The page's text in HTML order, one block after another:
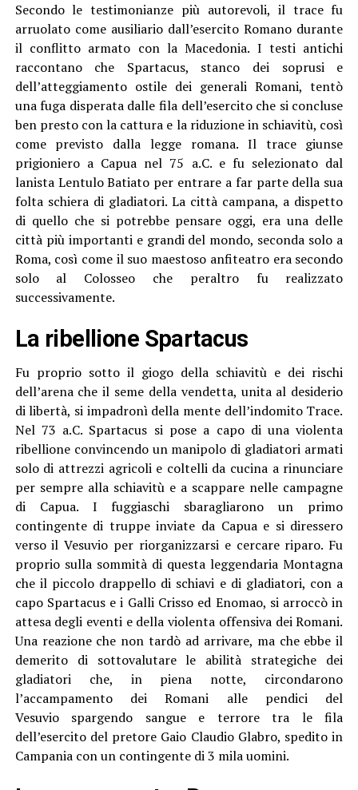
Secondo le testimonianze più autorevoli, il trace fu
arruolato come ausiliario dall’esercito Romano durante
il conflitto armato con la Macedonia. I testi antichi
raccontano che Spartacus, stanco dei soprusi e
dell’atteggiamento ostile dei generali Romani, tentò
una fuga disperata dalle fila dell’esercito che si concluse
ben presto con la cattura e la riduzione in schiavitù, così
come previsto dalla legge romana. Il trace giunse
prigioniero a Capua nel 75 a.C. e fu selezionato dal
lanista Lentulo Batiato per entrare a far parte della sua
folta schiera di gladiatori. La città campana, a dispetto
di quello che si potrebbe pensare oggi, era una delle
città più importanti e grandi del mondo, seconda solo a
Roma, così come il suo maestoso anfiteatro era secondo
solo al Colosseo che peraltro fu realizzato
successivamente.
La ribellione Spartacus
Fu proprio sotto il giogo della schiavitù e dei rischi
dell’arena che il seme della vendetta, unita al desiderio
di libertà, si impadronì della mente dell’indomito Trace.
Nel 73 a.C. Spartacus si pose a capo di una violenta
ribellione convincendo un manipolo di gladiatori armati
solo di attrezzi agricoli e coltelli da cucina a rinunciare
per sempre alla schiavitù e a scappare nelle campagne
di Capua. I fuggiaschi sbaragliarono un primo
contingente di truppe inviate da Capua e si diressero
verso il Vesuvio per riorganizzarsi e cercare riparo. Fu
proprio sulla sommità di questa leggendaria Montagna
che il piccolo drappello di schiavi e di gladiatori, con a
capo Spartacus e i Galli Crisso ed Enomao, si arroccò in
attesa degli eventi e della violenta offensiva dei Romani.
Una reazione che non tardò ad arrivare, ma che ebbe il
demerito di sottovalutare le abilità strategiche dei
gladiatori che, in piena notte, circondarono
l’accampamento dei Romani alle pendici del
Vesuvio spargendo sangue e terrore tra le fila
dell’esercito del pretore Gaio Claudio Glabro, spedito in
Campania con un contingente di 3 mila uomini.